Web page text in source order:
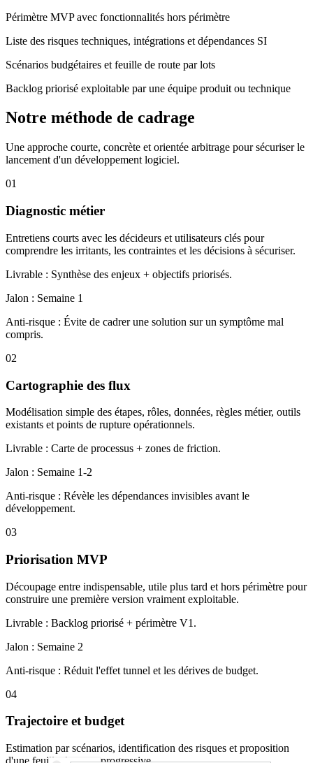
Périmètre MVP avec fonctionnalités hors périmètre
Liste des risques techniques, intégrations et dépendances SI
Scénarios budgétaires et feuille de route par lots
Backlog priorisé exploitable par une équipe produit ou technique
Notre méthode de cadrage
Une approche courte, concrète et orientée arbitrage pour sécuriser le
lancement d'un développement logiciel.
01
Diagnostic métier
Entretiens courts avec les décideurs et utilisateurs clés pour
comprendre les irritants, les contraintes et les décisions à sécuriser.
Livrable : Synthèse des enjeux + objectifs priorisés.
Jalon : Semaine 1
Anti-risque : Évite de cadrer une solution sur un symptôme mal
compris.
02
Cartographie des flux
Modélisation simple des étapes, rôles, données, règles métier, outils
existants et points de rupture opérationnels.
Livrable : Carte de processus + zones de friction.
Jalon : Semaine 1-2
Anti-risque : Révèle les dépendances invisibles avant le
développement.
03
Priorisation MVP
Découpage entre indispensable, utile plus tard et hors périmètre pour
construire une première version vraiment exploitable.
Livrable : Backlog priorisé + périmètre V1.
Jalon : Semaine 2
Anti-risque : Réduit l'effet tunnel et les dérives de budget.
04
Trajectoire et budget
Estimation par scénarios, identification des risques et proposition